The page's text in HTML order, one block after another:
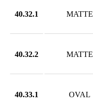
40.32.1 MATTE
40.32.2 MATTE
40.33.1 OVAL